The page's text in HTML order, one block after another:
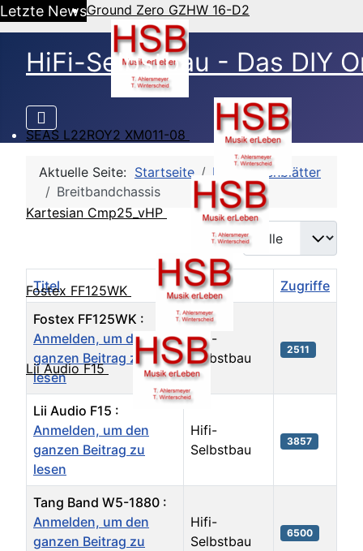
Letzte NewsGround Zero GZHW 16-D2
SEAS L22ROY2 XM011-08
Kartesian Cmp25_vHP
Fostex FF125WK
Lii Audio F15
HiFi-Selbstbau - Das DIY
Aktuelle Seite: Startseite
HSB-Datenblätter
Breitbandchassis
Anzeige #
Titel Autor Zugriffe
Fostex FF125WK :
Anmelden, um den
ganzen Beitrag zu
lesen
Hifi-
Selbstbau
2511
Lii Audio F15 :
Anmelden, um den
ganzen Beitrag zu
lesen
Hifi-
Selbstbau
3857
Tang Band W5-1880 :
Anmelden, um den
ganzen Beitrag zu
Hifi-
Selbstbau
6500